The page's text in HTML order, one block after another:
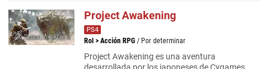
Project Awakening
PS4
Rol > Acción RPG / Por determinar
Project Awakening es una aventura